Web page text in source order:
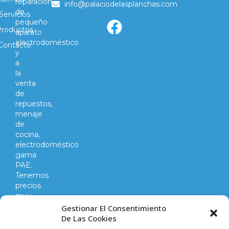
Gestionar El Consentimiento
De Las Cookies
de
pequeño
aparato
electrodoméstico
y
a
la
venta
de
repuestos,
menaje
de
cocina,
electrodoméstico
gama
PAE.
Tenemos
precios
muy
competitivos
info@palaciodelasplanchas.com